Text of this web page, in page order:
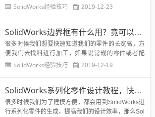
果，但是也不能完全保证不会牵一发而动全身的危
是要禁止旋转的，所以如果我们去找面定位平行或者
重合来让零件完...
SolidWorks经验技巧 2019-12-23
SolidWorks边界框有什么用？竟可以快速知道零件长宽高，快速找料
很多时候我们想要快速知道我们的零件的长宽高，方
便我们去找料进行加工，如果说常规的零件或者配
置，我们可以通过测量他的最长最宽和高来实现，但
速显示我们的SolidWorks零件装配的大小呢？答...
SolidWorks经验技巧 2019-12-19
SolidWorks系列化零件设计教程，快速生成不同配置的零件
很多时候我们为了建模方便，都会用到SolidWorks进
行系列化零件的生成，提高我们的设计效率，那么Sol